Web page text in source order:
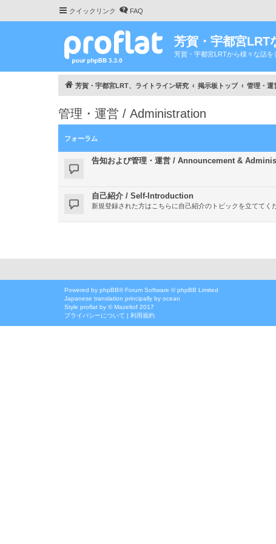
クイックリンク FAQ
芳賀・宇都宮LRT
芳賀・宇都宮LRTから様々な話を
芳賀・宇都宮LRT、ライトライン研究 掲示板トップ 管理・
管理・運営 / Administration
フォーラム
告知および管理・運営 / Announcement &
自己紹介 / Self-Introduction
新規登録された方はこちらに自己紹介のトピックを立ててく
Powered by phpBB® Forum Software © phpBB Limited
Japanese translation principally by ocean
Style proflat by ©Mazeltof 2017
プライバシーについて | 利用規約